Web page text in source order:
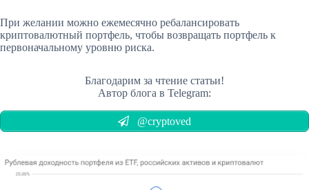
При желании можно ежемесячно ребалансировать
криптовалютный портфель, чтобы возвращать портфель к
первоначальному уровню риска.
Благодарим за чтение статьи!
Автор блога в Telegram:
@cryptoved